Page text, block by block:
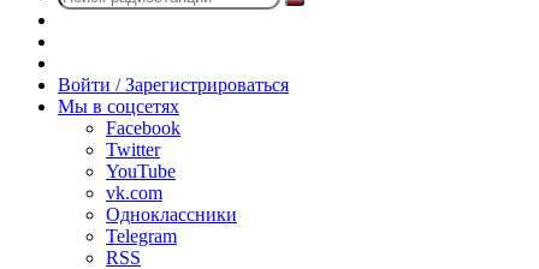
Поиск
радио
Войти / Зарегистрироваться
Мы в соцсетях
Facebook
Twitter
YouTube
vk.com
Одноклассники
Telegram
RSS